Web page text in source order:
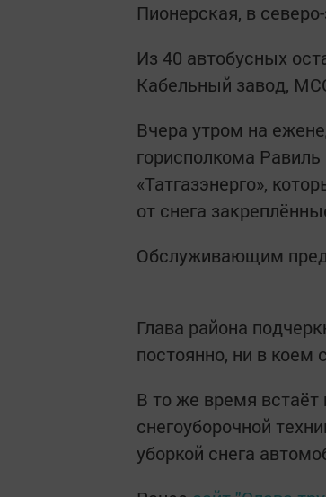
Пионерская, в
Из 40 автобусных
Кабельный завод,
Вчера утром на
горисполкома
«Татгазэнерго»,
от снега
Обслуживающим
Глава района
постоянно, ни в коем
В то же время встаёт
снегоуборочной
уборкой снега